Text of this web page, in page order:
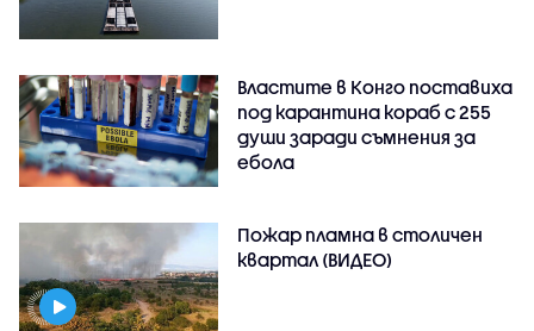
Властите в Конго поставиха
под карантина кораб с 255
души заради съмнения за
ебола
Пожар пламна в столичен
квартал (ВИДЕО)